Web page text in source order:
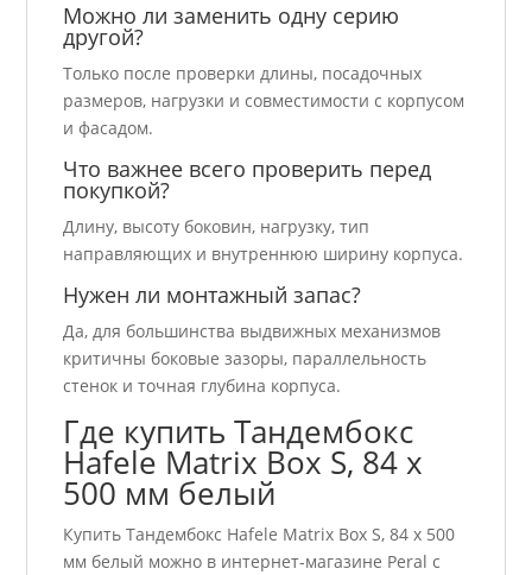
Можно ли заменить одну серию
другой?
Только после проверки длины, посадочных
размеров, нагрузки и совместимости с корпусом
и фасадом.
Что важнее всего проверить перед
покупкой?
Длину, высоту боковин, нагрузку, тип
направляющих и внутреннюю ширину корпуса.
Нужен ли монтажный запас?
Да, для большинства выдвижных механизмов
критичны боковые зазоры, параллельность
стенок и точная глубина корпуса.
Где купить Тандембокс
Hafele Matrix Box S, 84 х
500 мм белый
Купить Тандембокс Hafele Matrix Box S, 84 х 500
мм белый можно в интернет-магазине Peral с